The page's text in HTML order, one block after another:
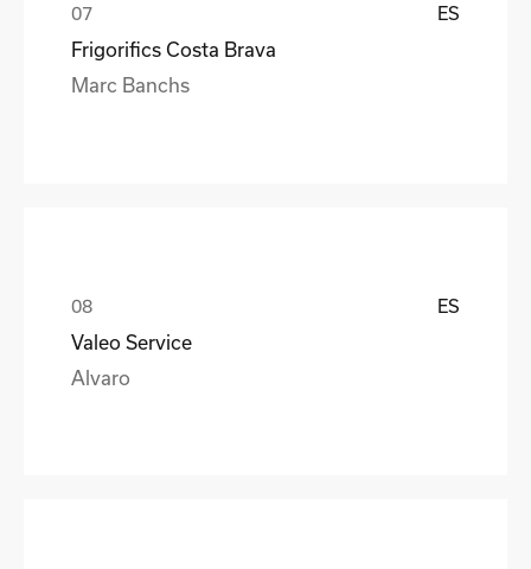
ES
Frigorifics Costa Brava
Marc Banchs
ES
Valeo Service
Alvaro